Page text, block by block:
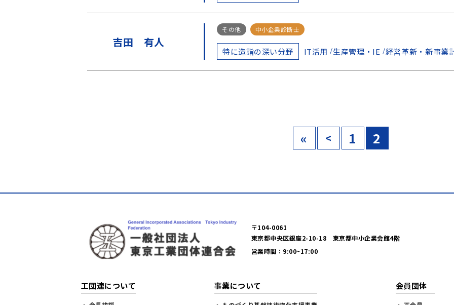
吉田 有人
その他 中小企業診断士
特に造詣の深い分野 IT活用 生産管理・IE 経営革新・新事業
« < 1 2
〒104-0061
東京都中央区銀座2-10-18 東京都中小企業会館4階
営業時間：9:00~17:00
工団連について 事業について 会員団体